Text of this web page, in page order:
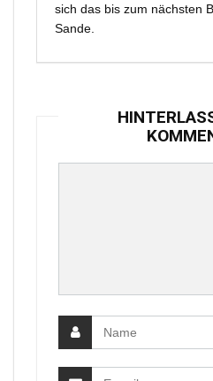
sich das bis zum nächsten
Sande.